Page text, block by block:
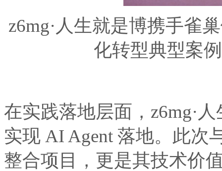
z6mg·人生就是博携手雀
化转型典型案
在实践落地层面，
实现 AI Agent 落地。此次
整合项目，更是其技术